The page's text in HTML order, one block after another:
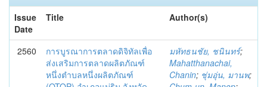
Issue
Date
Title Author(s)
2560
การบูรณาการตลาดดิจิทัลเพื่อ
ส่งเสริมการตลาดผลิตภัณฑ์
หนึ่งตำบลหนึ่งผลิตภัณฑ์
มหัทธนชัย, ชนินทร์;
Mahatthanachai,
Chanin; ชุ่มอุ่น, มานพ;